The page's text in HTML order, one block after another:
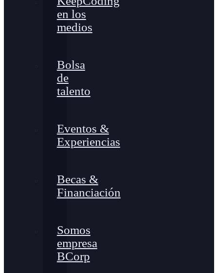
en los
medios
Bolsa
de
talento
Eventos &
Experiencias
Becas &
Financiación
Somos
empresa
BCorp